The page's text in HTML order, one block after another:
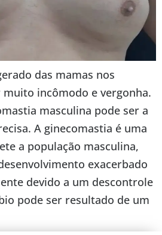
das mamas nos
incômodo e vergonha.
masculina pode ser a
A ginecomastia é uma
a população masculina,
exacerbado
devido a um descontrole
pode ser resultado de um